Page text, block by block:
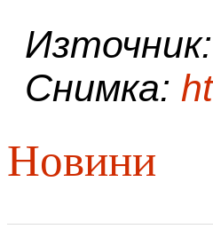
Източник:
Снимка:
Новини